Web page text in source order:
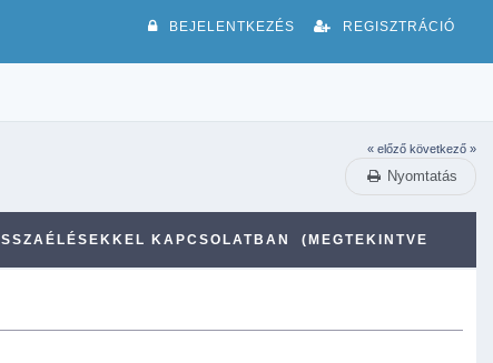
BEJELENTKEZÉS REGISZTRÁCIÓ
« előző következő »
Nyomtatás
KAPCSOLATBAN (MEGTEKINTVE